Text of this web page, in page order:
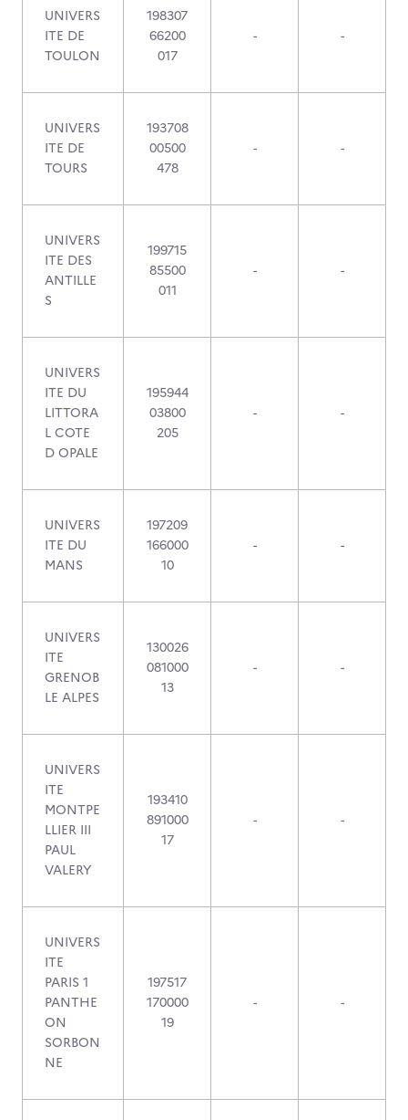
UNIVERS
ITE DE
TOULON
198307
66200
017
- -
UNIVERS
ITE DE
TOURS
193708
00500
478
- -
UNIVERS
ITE DES
ANTILLE
S
199715
85500
011
- -
UNIVERS
ITE DU
LITTORA
L COTE
D OPALE
195944
03800
205
- -
UNIVERS
ITE DU
MANS
197209
166000
10
- -
UNIVERS
ITE
GRENOB
LE ALPES
130026
081000
13
- -
UNIVERS
ITE
MONTPE
LLIER III
PAUL
VALERY
193410
891000
17
- -
UNIVERS
ITE
PARIS 1
PANTHE
ON
SORBON
NE
197517
170000
19
- -